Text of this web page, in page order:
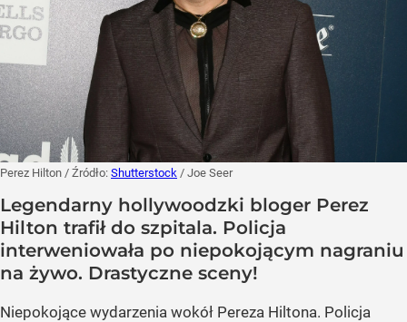
Perez Hilton / Źródło: Shutterstock / Joe Seer
Legendarny hollywoodzki bloger Perez
Hilton trafił do szpitala. Policja
interweniowała po niepokojącym nagraniu
na żywo. Drastyczne sceny!
Niepokojące wydarzenia wokół Pereza Hiltona. Policja